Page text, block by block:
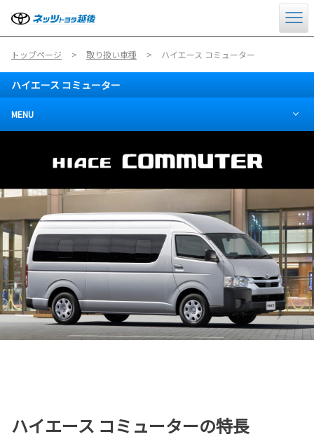
トップページ 取り扱い車種 ハイエース コミューター
ハイエース コミューター
MENU
ハイエース コミューターの特長